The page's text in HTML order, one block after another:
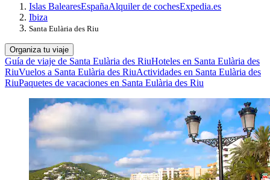
Islas BalearesEspañaAlquiler de cochesExpedia.es
Ibiza
Santa Eulària des Riu
Organiza tu viaje
Guía de viaje de Santa Eulària des RiuHoteles en Santa Eulària des
RiuVuelos a Santa Eulària des RiuActividades en Santa Eulària des
RiuPaquetes de vacaciones en Santa Eulària des Riu